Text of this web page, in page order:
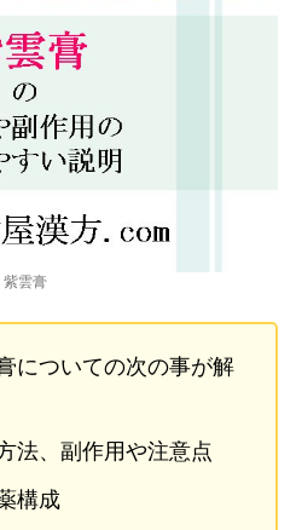
紫雲膏
についての次の事が解
法、副作用や注意点
構成